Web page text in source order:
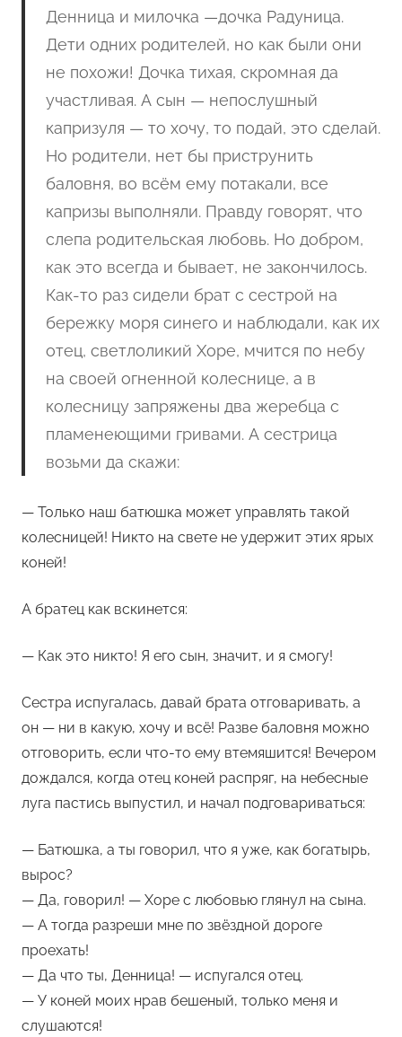
Денница и милочка —дочка Радуница.
Дети одних родителей, но как были они
не похожи! Дочка тихая, скромная да
участливая. А сын — непослушный
капризуля — то хочу, то подай, это сделай.
Но родители, нет бы приструнить
баловня, во всём ему потакали, все
капризы выполняли. Правду говорят, что
слепа родительская любовь. Но добром,
как это всегда и бывает, не закончилось.
Как-то раз сидели брат с сестрой на
бережку моря синего и наблюдали, как их
отец, светлоликий Хоре, мчится по небу
на своей огненной колеснице, а в
колесницу запряжены два жеребца с
пламенеющими гривами. А сестрица
возьми да скажи:
—​ Только наш батюшка может управлять такой
колесницей! Никто на свете не удержит этих ярых
коней!
А братец как вскинется:
—​ Как это никто! Я его сын, значит, и я смогу!
Сестра испугалась, давай брата отговаривать, а
он — ни в какую, хочу и всё! Разве баловня можно
отговорить, если что-то ему втемяшится! Вечером
дождался, когда отец коней распряг, на небесные
луга пастись выпустил, и начал подговариваться:
—​ Батюшка, а ты говорил, что я уже, как богатырь,
вырос?
—​ Да, говорил! — Хоре с любовью глянул на сына.
—​ А тогда разреши мне по звёздной дороге
проехать!
—​ Да что ты, Денница! — испугался отец.
—​ У коней моих нрав бешеный, только меня и
слушаются!